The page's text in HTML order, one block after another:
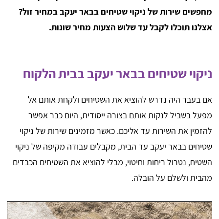
מחפשים שירות של ניקוי שטיחים בבאר יעקב במחיר זול?
אצלנו תוכלו לקבל עד שלוש הצעות מחיר שונות.
ניקוי שטיחים בבאר יעקב בבית הלקוח
אם בעבר היה נדרש להוציא את השטיחים ולקחת אותם אל
מפעל בשביל לנקות אותם בצורה ייסודית, היום כבר אפשר
להזמין את השירות עד אליכם. כאשר מזמינים שירות של ניקוי
שטיחים בבאר יעקב עד הבית, מקבלים עבודה מקיפה של ניקוי
השטיח, נטרול ריחות וחיטוי, מבלי להוציא את השטיחים הכבדים
מהבית ולשלם על הובלה.